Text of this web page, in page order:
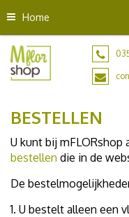
n
Home
BESTELLEN
U kunt bij mFLORshop
bestellen die in de
De
1. U bestelt alleen een